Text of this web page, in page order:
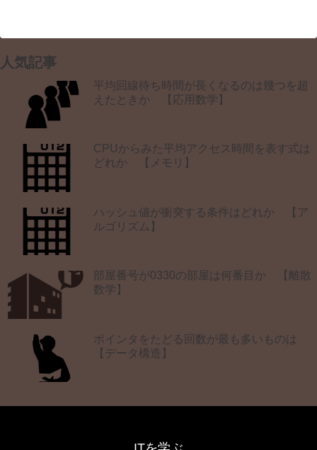
人気記事
平均回線待ち時間が長くなるのは幾つを超
えたときか 【応用数学】
CPUからみた平均アクセス時間を表す式は
どれか 【メモリ】
ハッシュ値が衝突する条件はどれか 【ア
ルゴリズム】
部屋番号が0330の部屋は何番目か 【離散
数学】
ポインタをたどる回数が最も多いものは
【データ構造】